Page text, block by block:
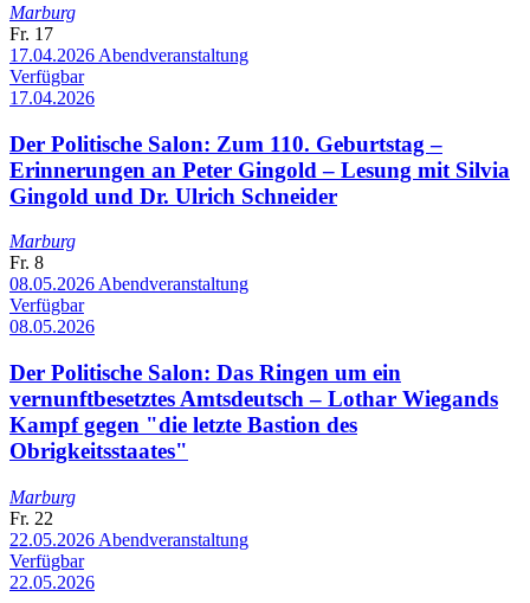
Marburg
Fr. 17
17.04.2026 Abendveranstaltung
Verfügbar
17.04.2026
Der Politische Salon: Zum 110. Geburtstag –
Erinnerungen an Peter Gingold – Lesung mit Silvia
Gingold und Dr. Ulrich Schneider
Marburg
Fr. 8
08.05.2026 Abendveranstaltung
Verfügbar
08.05.2026
Der Politische Salon: Das Ringen um ein
vernunftbesetztes Amtsdeutsch – Lothar Wiegands
Kampf gegen "die letzte Bastion des
Obrigkeitsstaates"
Marburg
Fr. 22
22.05.2026 Abendveranstaltung
Verfügbar
22.05.2026